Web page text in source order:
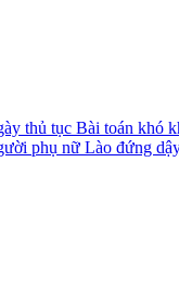
thủ tục Bài toán khó
phụ nữ Lào đứng